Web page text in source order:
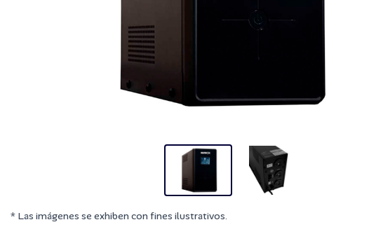
* Las imágenes se exhiben con fines ilustrativos.